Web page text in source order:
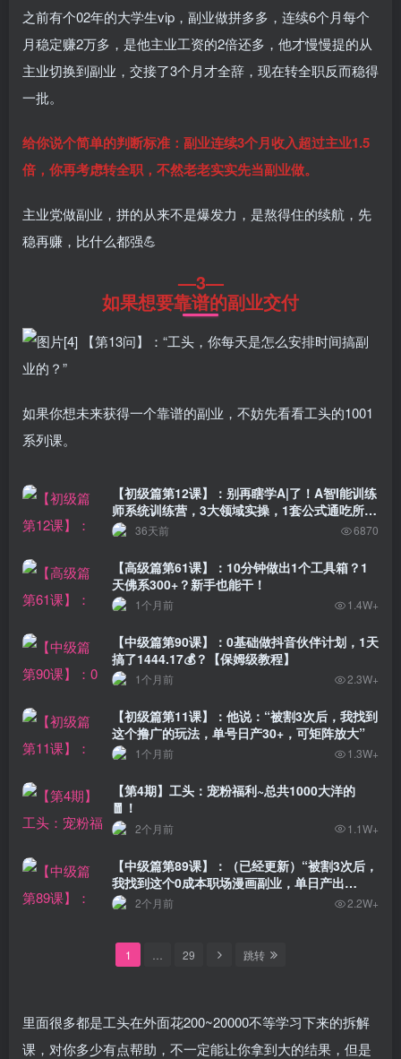
之前有个02年的大学生vip，副业做拼多多，连续6个月每个
月稳定赚2万多，是他主业工资的2倍还多，他才慢慢提的从
主业切换到副业，交接了3个月才全辞，现在转全职反而稳得
一批。
给你说个简单的判断标准：副业连续3个月收入超过主业1.5
倍，你再考虑转全职，不然老老实实先当副业做。
主业党做副业，拼的从来不是爆发力，是熬得住的续航，先
稳再赚，比什么都强💪
—3—
如果想要靠谱的副业交付
如果你想未来获得一个靠谱的副业，不妨先看看工头的1001
系列课。
【初级篇第12课】：别再瞎学A|了！A智I能训练
师系统训练营，3大领域实操，1套公式通吃所有
工具36天前 6870
【高级篇第61课】：10分钟做出1个工具箱？1
天佛系300+？新手也能干！
1个月前 1.4W+
【中级篇第90课】：0基础做抖音伙伴计划，1天
搞了1444.17💰？【保姆级教程】
1个月前 2.3W+
【初级篇第11课】：他说：“被割3次后，我找到
这个撸广的玩法，单号日产30+，可矩阵放大”
1个月前 1.3W+
【第4期】工头：宠粉福利~总共1000大洋的
🧧！
2个月前 1.1W+
【中级篇第89课】：（已经更新）“被割3次后，
我找到这个0成本职场漫画副业，单日产出
485.1？”
2个月前 2.2W+
1 29 跳转
里面很多都是工头在外面花200~20000不等学习下来的拆解
课，对你多少有点帮助，不一定能让你拿到大的结果，但是